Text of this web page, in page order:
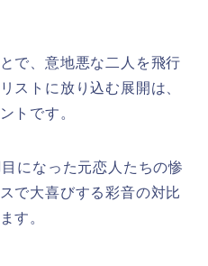
で、意地悪な二人を飛行
ストに放り込む展開は、
トです。
になった元恋人たちの惨
で大喜びする彩音の対比
す。